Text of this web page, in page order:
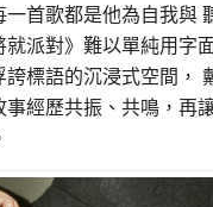
首歌都是他為自我與
派對》難以單純用字
標語的沉浸式空間，
經歷共振、共鳴，再